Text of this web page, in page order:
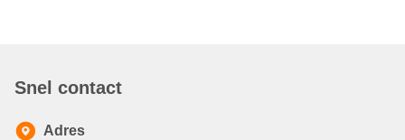
Snel contact
Adres